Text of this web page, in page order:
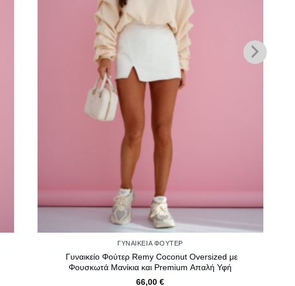
ΓΥΝΑΙΚΕΊΑ ΦΟΎΤΕΡ
Γυναικείο Φούτερ Remy Coconut Oversized με
Φουσκωτά Μανίκια και Premium Απαλή Υφή
66,00€